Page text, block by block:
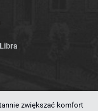
zwiększać komfort